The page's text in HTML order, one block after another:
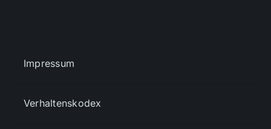
Impressum
Verhaltenskodex